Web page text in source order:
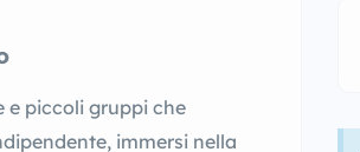
e piccoli gruppi che
immersi nella